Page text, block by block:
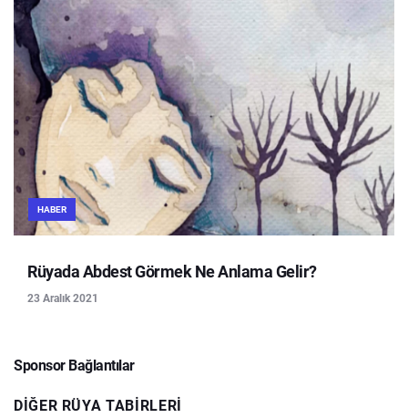
HABER
Rüyada Abdest Görmek Ne Anlama Gelir?
23 Aralık 2021
Sponsor Bağlantılar
DIĞER RÜYA TABIRLERI